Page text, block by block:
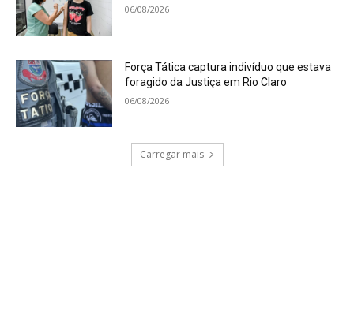
06/08/2026
Força Tática captura indivíduo que estava
foragido da Justiça em Rio Claro
06/08/2026
Carregar mais